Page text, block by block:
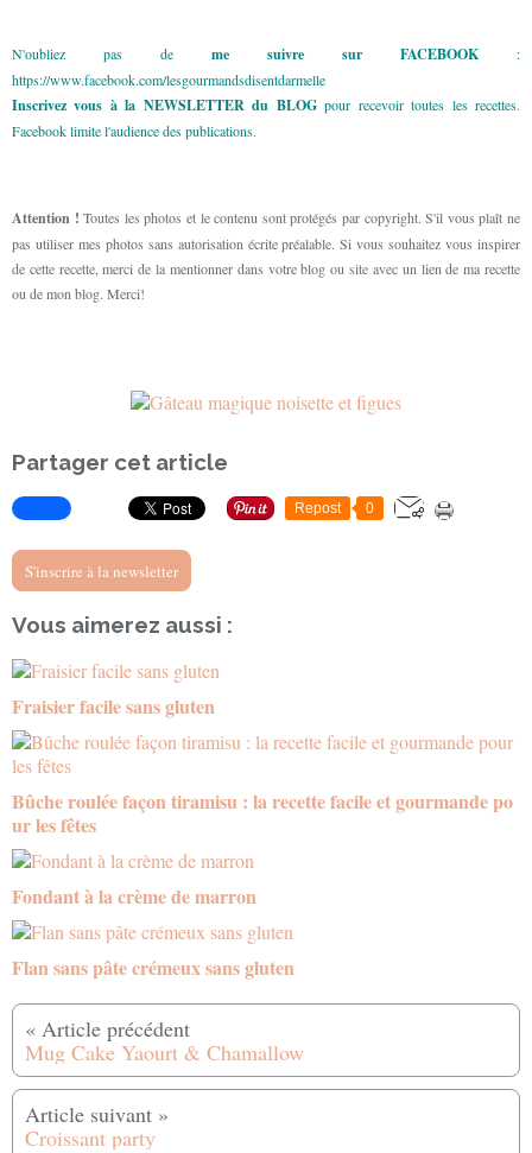
N'oubliez pas de me suivre sur FACEBOOK :
https://www.facebook.com/lesgourmandsdisentdarmelle
Inscrivez vous à la NEWSLETTER du BLOGpour recevoir toutes les recettes.
Facebook limite l'audience des publications.
Attention !Toutes les photos et le contenu sont protégés par copyright. S'il vous plaît ne
pas utiliser mes photos sans autorisation écrite préalable. Si vous souhaitez vous inspirer
de cette recette, merci de la mentionner dans votre blog ou site avec un lien de ma recette
ou de mon blog. Merci!
Partager cet article
Repost 0
S'inscrire à la newsletter
Vous aimerez aussi :
Fraisier facile sans gluten
Bûche roulée façon tiramisu : la recette facile et gourmande po
ur les fêtes
Fondant à la crème de marron
Flan sans pâte crémeux sans gluten
Mug Cake Yaourt & Chamallow
Croissant party